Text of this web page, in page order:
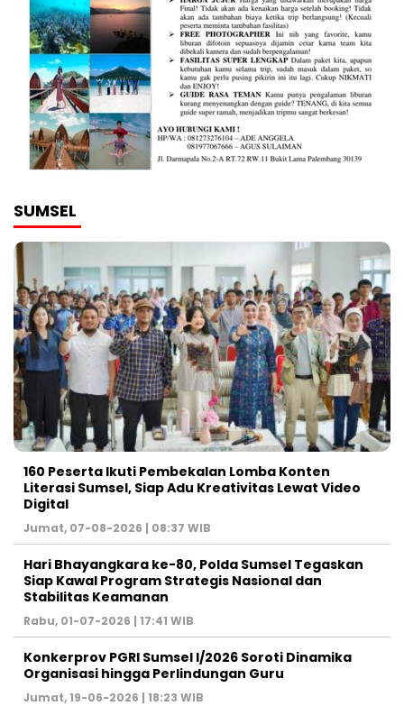
SUMSEL
160 Peserta Ikuti Pembekalan Lomba Konten
Literasi Sumsel, Siap Adu Kreativitas Lewat Video
Digital ‎
Jumat, 07-08-2026 | 08:37 WIB
Hari Bhayangkara ke-80, Polda Sumsel Tegaskan
Siap Kawal Program Strategis Nasional dan
Stabilitas Keamanan ‎
Rabu, 01-07-2026 | 17:41 WIB
Konkerprov PGRI Sumsel I/2026 Soroti Dinamika
Organisasi hingga Perlindungan Guru ‎
Jumat, 19-06-2026 | 18:23 WIB